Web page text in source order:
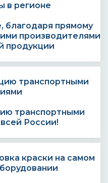
благодаря прямому
производителями
продукции
транспортными
России!